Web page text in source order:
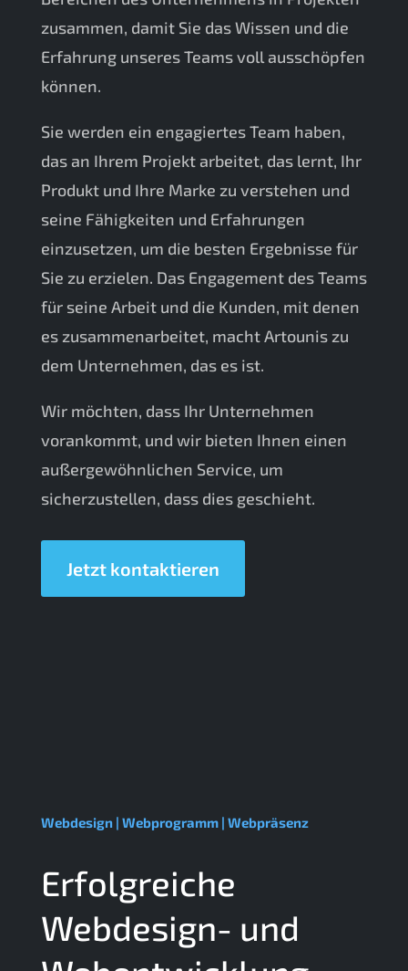
zusammen, damit Sie das Wissen und die
Erfahrung unseres Teams voll ausschöpfen
können.
Sie werden ein engagiertes Team haben,
das an Ihrem Projekt arbeitet, das lernt, Ihr
Produkt und Ihre Marke zu verstehen und
seine Fähigkeiten und Erfahrungen
einzusetzen, um die besten Ergebnisse für
Sie zu erzielen. Das Engagement des Teams
für seine Arbeit und die Kunden, mit denen
es zusammenarbeitet, macht Artounis zu
dem Unternehmen, das es ist.
Wir möchten, dass Ihr Unternehmen
vorankommt, und wir bieten Ihnen einen
außergewöhnlichen Service, um
sicherzustellen, dass dies geschieht.
Jetzt kontaktieren
Webdesign | Webprogramm | Webpräsenz
Erfolgreiche
Webdesign- und